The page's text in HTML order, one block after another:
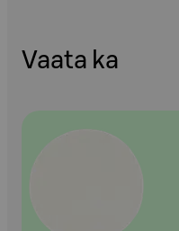
Vaata ka